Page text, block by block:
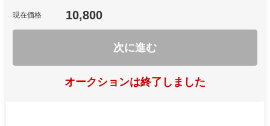
現在価格 10,800
次に進む
オークションは終了しました